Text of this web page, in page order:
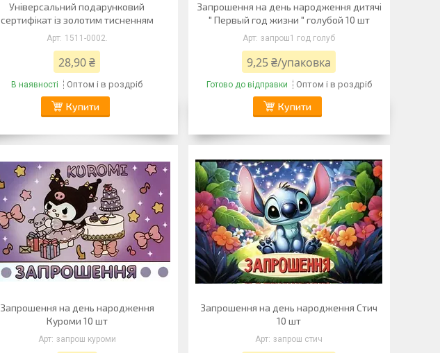
Універсальний подарунковий
сертифікат із золотим тисненням
1511-0002.
28,90 ₴
В наявності Оптом і в роздріб
Купити
Запрошення на день народження дитячі
" Первый год жизни " голубой 10 шт
запрош1 год голуб
9,25 ₴/упаковка
Готово до відправки Оптом і в роздріб
Купити
Запрошення на день народження
Куроми 10 шт
запрош куроми
Запрошення на день народження Стич
10 шт
запрош стич